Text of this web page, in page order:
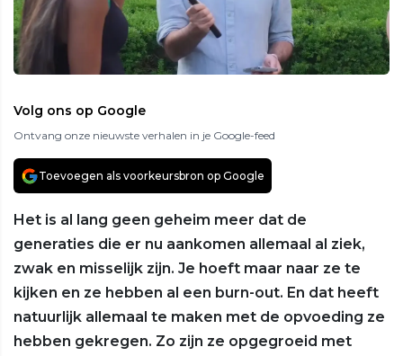
Volg ons op Google
Ontvang onze nieuwste verhalen in je Google-feed
Toevoegen als voorkeursbron op Google
Het is al lang geen geheim meer dat de
generaties die er nu aankomen allemaal al ziek,
zwak en misselijk zijn. Je hoeft maar naar ze te
kijken en ze hebben al een burn-out. En dat heeft
natuurlijk allemaal te maken met de opvoeding ze
hebben gekregen. Zo zijn ze opgegroeid met